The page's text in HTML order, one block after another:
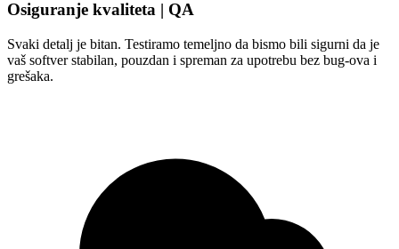
Osiguranje kvaliteta | QA
Svaki detalj je bitan. Testiramo temeljno da bismo bili sigurni da je
vaš softver stabilan, pouzdan i spreman za upotrebu bez bug-ova i
grešaka.